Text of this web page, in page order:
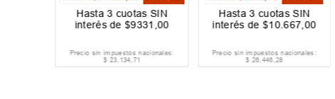
Hasta3 cuotas SIN
interés de$9331 ,00
Precio sin impuestos nacionales:
$ 23.134,71
Hasta3 cuotas SIN
interés de$10 .667 00
Precio sin impuestos nacionales:
$ 26.446,28